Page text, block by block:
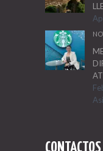
CONTACTOS